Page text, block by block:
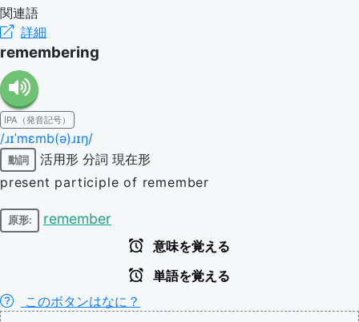
関連語
詳細
remembering
IPA（発音記号）
/ɹɪˈmɛmb(ə)ɹɪŋ/
動詞 活用形 分詞 現在形
present participle of remember
原形: remember
意味を覚える
単語を覚える
このボタンはなに？